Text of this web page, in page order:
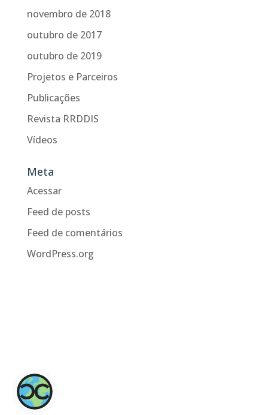
novembro de 2018
outubro de 2017
outubro de 2019
Projetos e Parceiros
Publicações
Revista RRDDIS
Vídeos
Meta
Acessar
Feed de posts
Feed de comentários
WordPress.org